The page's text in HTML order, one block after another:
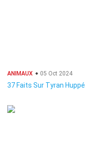
ANIMAUX 05 Oct 2024
37 Faits Sur Tyran Huppé